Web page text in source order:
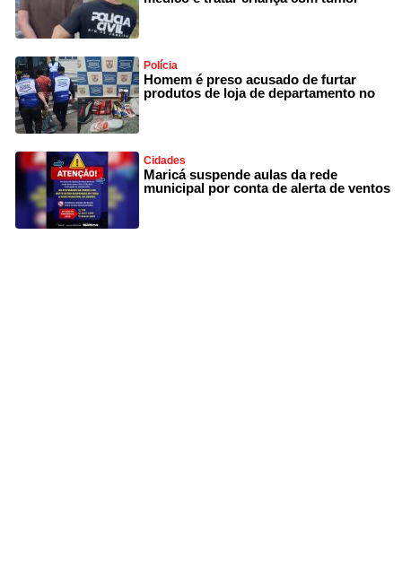
Polícia
Homem é preso acusado de furtar
produtos de loja de departamento no
Cidades
Maricá suspende aulas da rede
municipal por conta de alerta de ventos